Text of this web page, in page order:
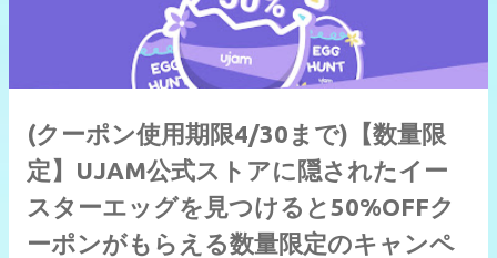
(クーポン使用期限4/30まで)【数量限
定】UJAM公式ストアに隠されたイー
スターエッグを見つけると50%OFFク
ーポンがもらえる数量限定のキャンペ